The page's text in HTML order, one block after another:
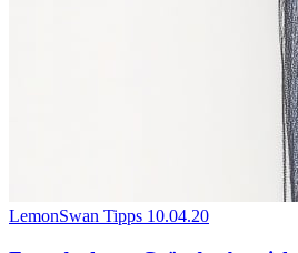
LemonSwan Tipps 10.04.20